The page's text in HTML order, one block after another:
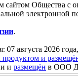
сайтом Общества с
электронной
.
07 августа 2026
и
и размещён в ООО